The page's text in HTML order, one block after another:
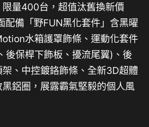
限量400台，超值汰舊換新價
配備「野FUN黑化套件」含黑曜
水箱護罩飾條、運動化套件
後保桿下飾板、擾流尾翼)、後
、中控鍍鉻飾條、全新3D超體
鋁圈，展露霸氣堅毅的個人風